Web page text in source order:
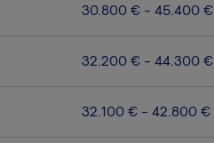
30.800 € - 45.400 €
32.200 € - 44.300 €
32.100 € - 42.800 €